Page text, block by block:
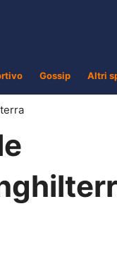
Gossip Altri